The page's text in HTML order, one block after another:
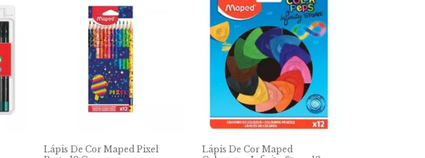
Lápis De Cor Maped Pixel
Lápis De Cor Maped